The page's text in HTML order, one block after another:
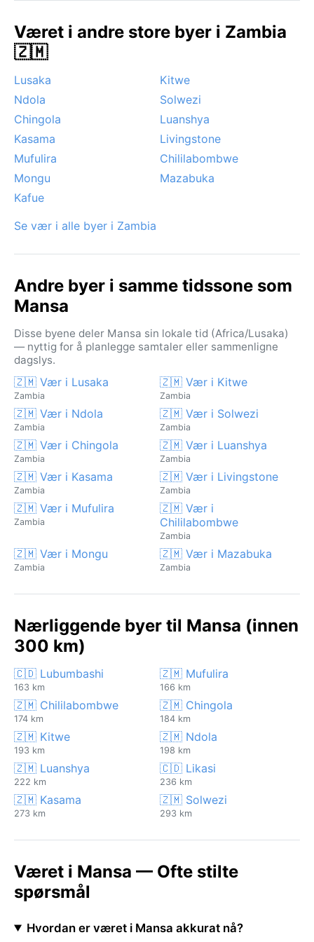
vakre solnedganger med dramatisk skydekke. Byen
regnskyll kan føre til lokale oversvømmelser. Den tørre
årstiden byr derimot på stabilt og forutsigbart vær
Været i andre store byer i Zambia
🇿🇲
Lusaka
Kitwe
Ndola
Solwezi
Chingola
Luanshya
Kasama
Livingstone
Mufulira
Chililabombwe
Mongu
Mazabuka
Kafue
Se vær i alle byer i Zambia
Andre byer i samme tidssone som
Mansa
Disse byene deler Mansa sin lokale tid (Africa/Lusaka)
— nyttig for å planlegge samtaler eller sammenligne
dagslys.
🇿🇲 Vær i Lusaka
Zambia
🇿🇲 Vær i Kitwe
Zambia
🇿🇲 Vær i Ndola
Zambia
🇿🇲 Vær i Solwezi
Zambia
🇿🇲 Vær i Chingola
Zambia
🇿🇲 Vær i Luanshya
Zambia
🇿🇲 Vær i Kasama
Zambia
🇿🇲 Vær i Livingstone
Zambia
🇿🇲 Vær i Mufulira
Zambia
🇿🇲 Vær i
Chililabombwe
Zambia
🇿🇲 Vær i Mongu
Zambia
🇿🇲 Vær i Mazabuka
Zambia
Nærliggende byer til Mansa (innen
300 km)
🇨🇩 Lubumbashi
163 km
🇿🇲 Mufulira
166 km
🇿🇲 Chililabombwe
174 km
🇿🇲 Chingola
184 km
🇿🇲 Kitwe
193 km
🇿🇲 Ndola
198 km
🇿🇲 Luanshya
222 km
🇨🇩 Likasi
236 km
🇿🇲 Kasama
273 km
🇿🇲 Solwezi
293 km
Været i Mansa — Ofte stilte
spørsmål
Hvordan er været i Mansa akkurat nå?